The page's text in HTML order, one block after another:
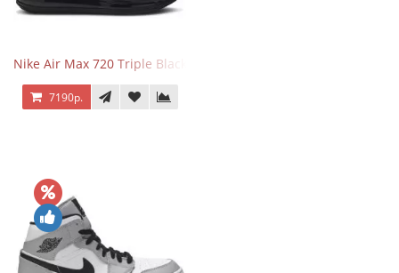
Nike Air Max 720 Triple Black
7190р.